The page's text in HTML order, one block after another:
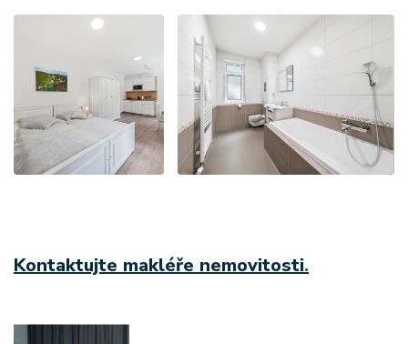
Kontaktujte makléře nemovitosti.